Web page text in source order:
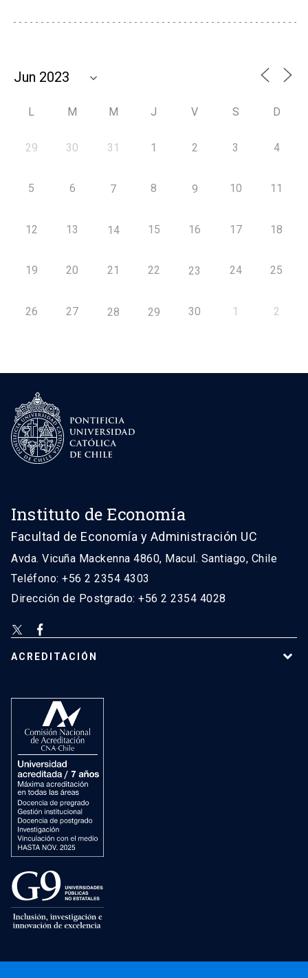
L M M J V S D
29 30 31 1 2 3 4
5 6 7 8 9 10 11
12 13 14 15 16 17 18
19 20 21 22 23 24 25
26 27 28 29 30 1 2
Instituto de Economía
Facultad de Economía y Administración UC
Avda. Vicuña Mackenna 4860, Macul. Santiago, Chile
Teléfono: +56 2 2354 4303
Dirección de Postgrado: +56 2 2354 4028
ACREDITACIÓN